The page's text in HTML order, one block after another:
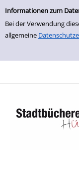
Einfache
Informationen zum
Bei der Verwendung
allgemeine
zur Navigation springen
zum Inhalt springen
Zu den Suchfiltern springen
Zur Trefferliste springen